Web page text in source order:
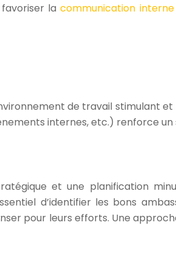
favoriser lacommunication interne
de travail stimulant
internes, etc.) renforce
et une planification
d’identifier les bons
pour leurs efforts. Une